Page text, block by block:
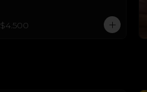
$4.500